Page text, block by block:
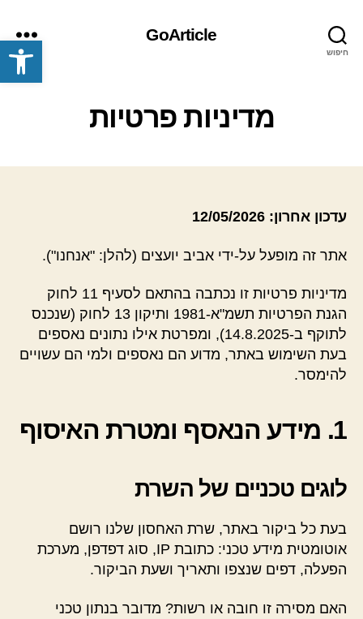
פתח סרגל נגישות חיפוש
GoArticle
תפריט
מדיניות פרטיות
עדכון אחרון: 12/05/2026
אתר זה מופעל על-ידי אביב יועצים (להלן: "אנחנו").
מדיניות פרטיות זו נכתבה בהתאם לסעיף 11 לחוק
הגנת הפרטיות תשמ"א-1981 ותיקון 13 לחוק (שנכנס
לתוקף ב-14.8.2025), ומפרטת אילו נתונים נאספים
בעת השימוש באתר, מדוע הם נאספים ולמי הם עשויים
להימסר.
1. מידע הנאסף ומטרת האיסוף
לוגים טכניים של השרת
בעת כל ביקור באתר, שרת האחסון שלנו רושם
אוטומטית מידע טכני: כתובת IP, סוג דפדפן, מערכת
הפעלה, דפים שנצפו ותאריך ושעת הביקור.
האם מסירה זו חובה או רשות? מדובר בנתון טכני